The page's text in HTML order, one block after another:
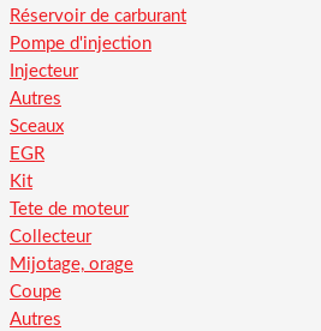
Réservoir de carburant
Pompe d'injection
Injecteur
Autres
Sceaux
EGR
Kit
Tete de moteur
Collecteur
Mijotage, orage
Coupe
Autres